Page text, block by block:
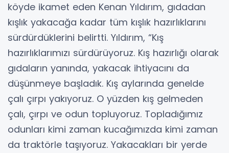
köyde ikamet eden Kenan Yıldırım, gıdadan
kışlık yakacağa kadar tüm kışlık hazırlıklarını
sürdürdüklerini belirtti. Yıldırım, “Kış
hazırlıklarımızı sürdürüyoruz. Kış hazırlığı olarak
gıdaların yanında, yakacak ihtiyacını da
düşünmeye başladık. Kış aylarında genelde
çalı çırpı yakıyoruz. O yüzden kış gelmeden
çalı, çırpı ve odun topluyoruz. Topladığımız
odunları kimi zaman kucağımızda kimi zaman
da traktörle taşıyoruz. Yakacakları bir yerde